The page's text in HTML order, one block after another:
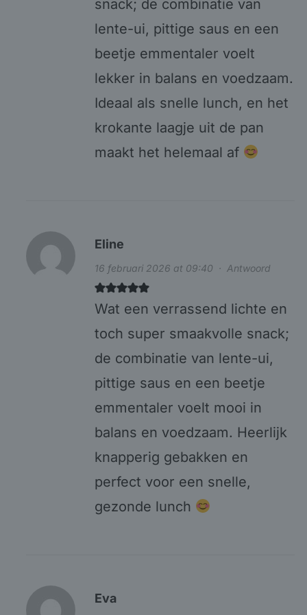
snack; de combinatie van
lente-ui, pittige saus en een
beetje emmentaler voelt
lekker in balans en voedzaam.
Ideaal als snelle lunch, en het
krokante laagje uit de pan
maakt het helemaal af
Eline
16 februari 2026 at 09:40 · Antwoord
Wat een verrassend lichte en
toch super smaakvolle snack;
de combinatie van lente-ui,
pittige saus en een beetje
emmentaler voelt mooi in
balans en voedzaam. Heerlijk
knapperig gebakken en
perfect voor een snelle,
gezonde lunch
Eva